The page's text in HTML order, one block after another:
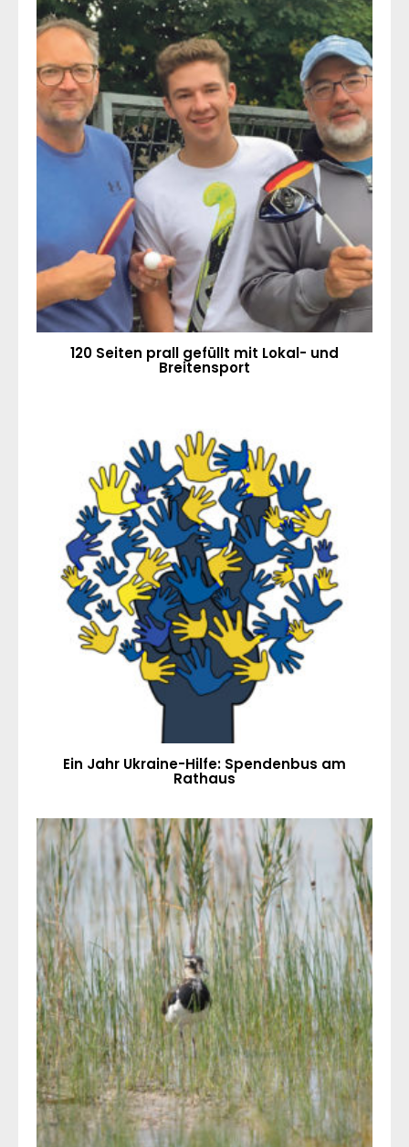
120 Seiten prall gefüllt mit Lokal- und
Breitensport
Ein Jahr Ukraine-Hilfe: Spendenbus am
Rathaus